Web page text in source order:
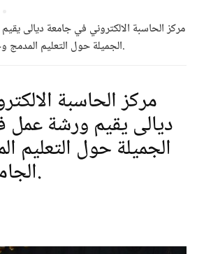
مركز الحاسبة الالكتروني في جامعة ديالى
الجميلة حول التعليم المدمج وخدمات الجامعة الالكترونية.
مركز الحاسبة
ديالى يقيم ورشة عمل
الجميلة حول التعليم
الجامعة الالكترونية.